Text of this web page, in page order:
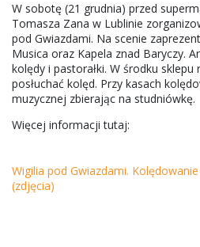
W sobotę (21 grudnia) przed
Tomasza Zana w Lublinie
pod Gwiazdami. Na scenie
Musica oraz Kapela znad Baryczy.
kolędy i pastorałki. W środku
posłuchać kolęd. Przy kasach
muzycznej zbierając na studniówkę.
Więcej informacji tutaj:
Wigilia pod Gwiazdami.
(zdjęcia)